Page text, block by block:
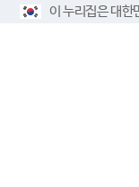
이 누리집은 대한